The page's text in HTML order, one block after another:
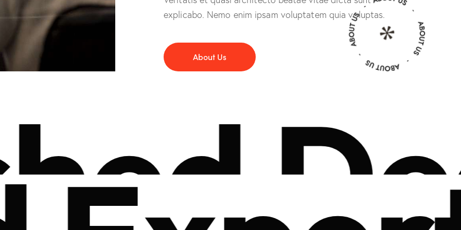
explicabo. Nemo enim ipsam voluptatem quia voluptas.
About Us